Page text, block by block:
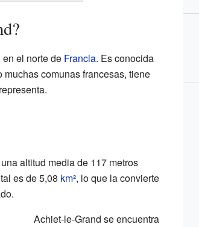
el norte de Francia. Es conocida
comunas francesas, tiene
altitud media de 117 metros
es de 5,08 km², lo que la convierte
Achiet-le-Grand se encuentra